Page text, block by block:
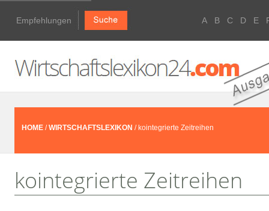
Empfehlungen A B C D E
HOME /WIRTSCHAFTSLEXIKON / kointegrierte Zeitreihen
kointegrierte Zeitreihen